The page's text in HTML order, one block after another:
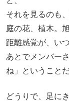
それを見るのも
庭の花、植木。
距離感覚が、い
あとでメンバー
ね」ということだ
どうりで、足に